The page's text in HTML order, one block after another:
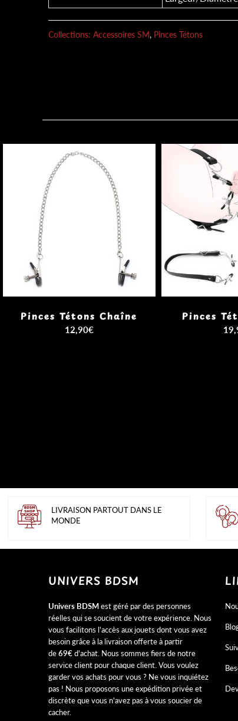
Collections: Accessoires SM, Pinces Tétons
Pinces Tétons Chaîne
12,90€
Pinces
LIVRAISON PARTOUT DANS LE
MONDE
UNIVERS BDSM
Univers BDSMest géré par des personnes
réelles qui se soucient de votre expérience. Nous
vous facilitons l'accès aux jouets dont vous avez
besoin grâce à la livraison offerte à partir
de69€d'achat. Nous sommes fiers de notre
service client pour chaque client. Vous voulez
garder vos achats pour vous ? Ne vous inquiétez
pas ! Nous proposons une expédition privée et
discrète que vous n'avez pas à vous soucier de
cacher.